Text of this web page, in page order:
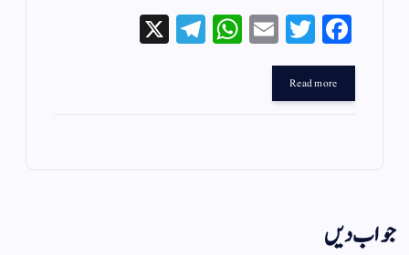
Fa
ce
bo
ok
T
wi
r
E
W
Te
Read more
جواب دیں